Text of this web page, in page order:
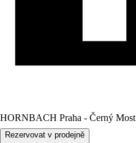
HORNBACH Praha - Černý Most
Rezervovat v prodejně